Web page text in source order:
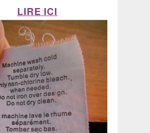
LIRE ICI